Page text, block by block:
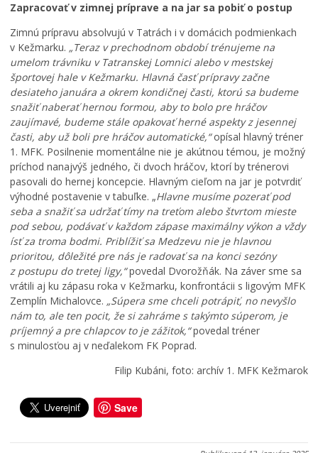
Zapracovať v zimnej príprave a na jar sa pobiť o postup
Zimnú prípravu absolvujú v Tatrách i v domácich podmienkach
v Kežmarku. „Teraz v prechodnom období trénujeme na
umelom trávniku v Tatranskej Lomnici alebo v mestskej
športovej hale v Kežmarku. Hlavná časť prípravy začne
desiateho januára a okrem kondičnej časti, ktorú sa budeme
snažiť naberať hernou formou, aby to bolo pre hráčov
zaujímavé, budeme stále opakovať herné aspekty z jesennej
časti, aby už boli pre hráčov automatické,“opísal hlavný tréner
1. MFK. Posilnenie momentálne nie je akútnou témou, je možný
príchod nanajvýš jedného, či dvoch hráčov, ktorí by trénerovi
pasovali do hernej koncepcie. Hlavným cieľom na jar je potvrdiť
výhodné postavenie v tabuľke. „Hlavne musíme pozerať pod
seba a snažiť sa udržať tímy na treťom alebo štvrtom mieste
pod sebou, podávať v každom zápase maximálny výkon a vždy
ísť za troma bodmi. Priblížiť sa Medzevu nie je hlavnou
prioritou, dôležité pre nás je radovať sa na konci sezóny
z postupu do tretej ligy,“povedal Dvorožňák. Na záver sme sa
vrátili aj ku zápasu roka v Kežmarku, konfrontácii s ligovým MFK
Zemplín Michalovce. „Súpera sme chceli potrápiť, no nevyšlo
nám to, ale ten pocit, že si zahráme s takýmto súperom, je
príjemný a pre chlapcov to je zážitok,“povedal tréner
s minulosťou aj v neďalekom FK Poprad.
Filip Kubáni, foto: archív 1. MFK Kežmarok
Save
u
m
e
n
í
p
r
e
v
á
d
z
k
o
v
ý
p
o
r
i
a
d
o
k
0
8
,
k
a
t
a
s
t
e
r
p
r
e
p
í
s
a
l
h
r
a
n
i
c
u
0
8
v
ä
t
e
j
š
e
j
T
r
o
j
i
c
e
v
K
e
ž
m
a
r
k
u
0
8